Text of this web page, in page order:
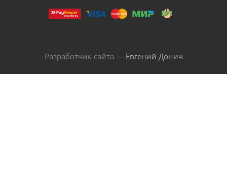
Разработчик сайта — Евгений Донич